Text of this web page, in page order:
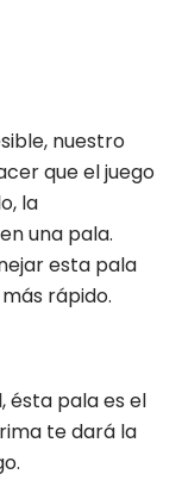
nuestro
que el juego
la
una pala.
esta pala
rápido.
ésta pala es el
te dará la